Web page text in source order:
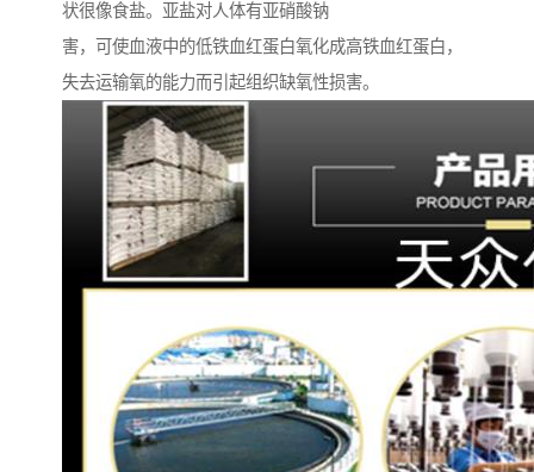
状很像食盐。亚盐对人体有亚硝酸钠
害，可使血液中的低铁血红蛋白氧化成高铁血红蛋白，
失去运输氧的能力而引起组织缺氧性损害。